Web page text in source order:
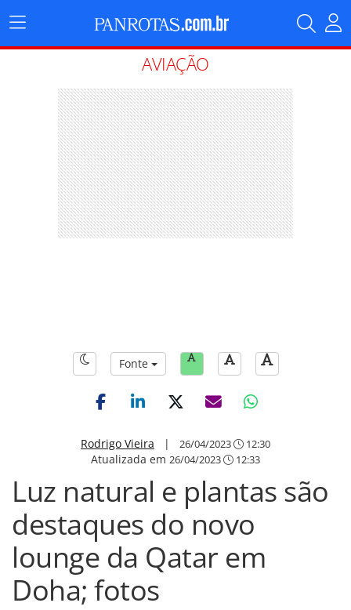
Menu
Principal
AVIAÇÃO
Fonte
Rodrigo Vieira | 26/04/2023 12:30
Atualizada em 26/04/2023 12:33
Luz natural e plantas são
destaques do novo
lounge da Qatar em
Doha; fotos